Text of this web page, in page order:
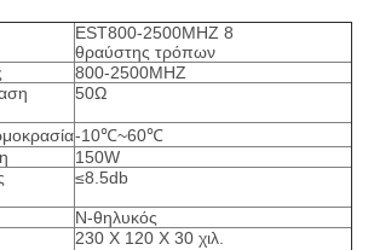
EST800-2500MHZ 8
θραύστης τρόπων
800-2500MHZ
50Ω
-10℃~60℃
150W
≤8.5db
Ν-θηλυκός
230 X 120 X 30 χιλ.